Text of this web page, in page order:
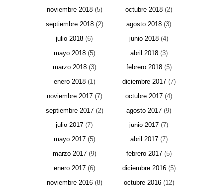
noviembre 2018(5) octubre 2018 (2)
septiembre 2018(2) agosto 2018 (3)
julio 2018 (6) junio 2018 (4)
mayo 2018(5) abril 2018(3)
marzo 2018(3) febrero 2018(5)
enero 2018(1) diciembre 2017(7)
noviembre 2017(7) octubre 2017 (4)
septiembre 2017(2) agosto 2017 (9)
julio 2017 (7) junio 2017 (7)
mayo 2017(5) abril 2017(7)
marzo 2017(9) febrero 2017(5)
enero 2017(6) diciembre 2016(5)
noviembre 2016(8) octubre 2016(12)